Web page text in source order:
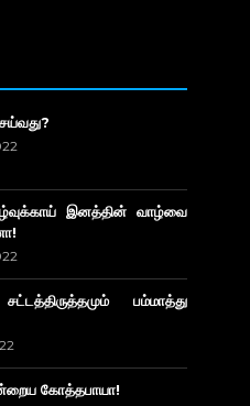
இனத்தின் வாழ்வை
பம்மாத்து
கோத்தபாயா!